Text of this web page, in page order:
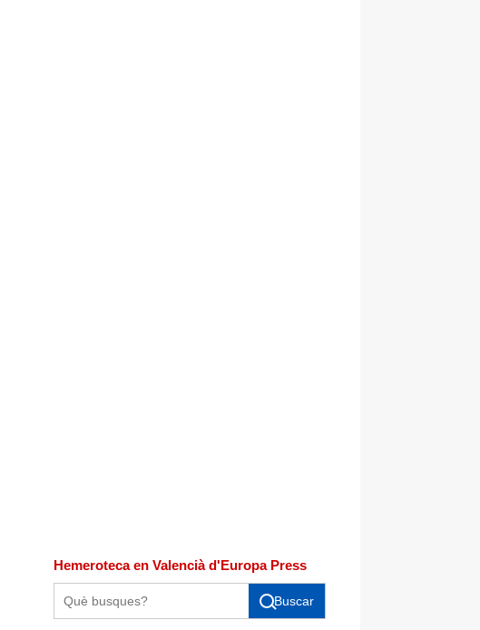
Hemeroteca en Valencià d'Europa Press
Buscar